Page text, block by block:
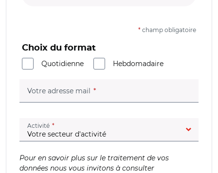
* champ obligatoire
Choix du format
Quotidienne
Hebdomadaire
Votre adresse mail (champ obligatoire)
Activité (champ obligatoire)
Pour en savoir plus sur le traitement de vos
données nous vous invitons à consulter